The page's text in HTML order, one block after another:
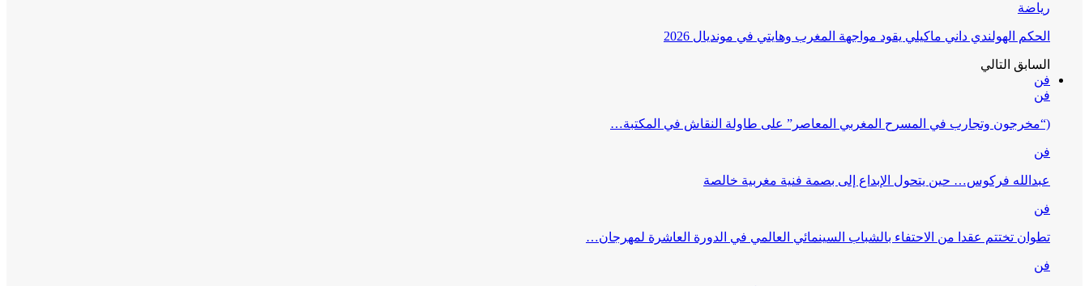
رياضة
الحكم الهولندي داني ماكيلي يقود مواجهة المغرب وهايتي في مونديال 2026
السابق التالي
فن
فن
(“مخرجون وتجارب في المسرح المغربي المعاصر” على طاولة النقاش في المكتبة…
فن
عبدالله فركوس… حين يتحول الإبداع إلى بصمة فنية مغربية خالصة
فن
تطوان تختتم عقدا من الاحتفاء بالشباب السينمائي العالمي في الدورة العاشرة لمهرجان…
فن